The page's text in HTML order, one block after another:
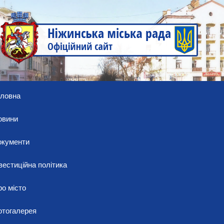
політика
місто